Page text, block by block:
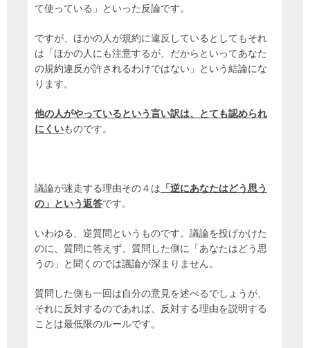
て使っている」といった反論です。
ですが、ほかの人が規約に違反しているとしてもそれ
は「ほかの人にも注意するが、だからといってあなた
の規約違反が許されるわけではない」という結論にな
ります。
他の人がやっているという言い訳は、とても認められ
にくいものです。
議論が迷走する理由その４は 「逆にあなたはどう思う
の」という返答です。
いわゆる、逆質問というものです。議論を投げかけた
のに、質問に答えず、質問した側に「あなたはどう思
うの」と聞くのでは議論が深まりません。
質問した側も一回は自分の意見を述べるでしょうが、
それに反対するのであれば、反対する理由を説明する
ことは最低限のルールです。